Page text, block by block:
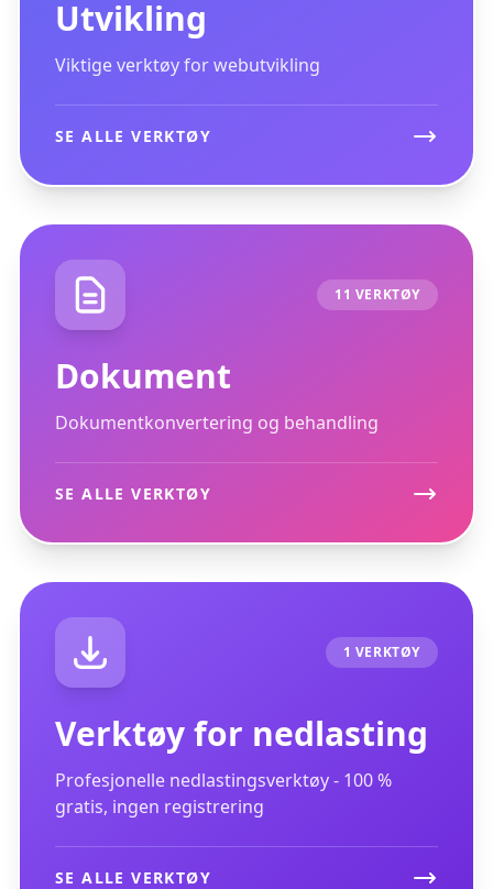
Utvikling
Viktige verktøy for webutvikling
SE ALLE VERKTØY
11 VERKTØY
Dokument
Dokumentkonvertering og behandling
SE ALLE VERKTØY
1 VERKTØY
Verktøy for nedlasting
Profesjonelle nedlastingsverktøy - 100 %
gratis, ingen registrering
SE ALLE VERKTØY